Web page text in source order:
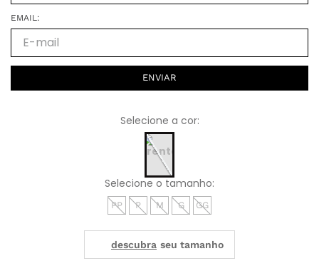
EMAIL:
ENVIAR
PP P M G GG